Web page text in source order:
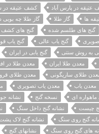
عتیقه در پارس آباد کشف عتیقه در
ها گاز طلا گاز طلا چه بویی
گنج های طلسم شده گنج های کشف
گنج یاب عالی گنج یاب
به روش سنتی گنج یابی در ایران
معدن طلا ایران معدن طلا در
طلای ساریگونی معدن طلای
معدن یاب معدن یاب تصویری
ماهواره ای نسخه گنج نشانه
چیست نشانه گنج داخل سنگ
گنج روی سنگ نشانه گنج لاک پشت
های گنج روی سنگ نشانهای گنج